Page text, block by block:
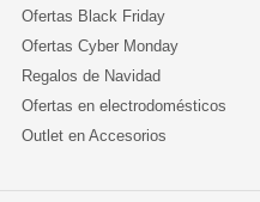
Ofertas Black Friday
Ofertas Cyber Monday
Regalos de Navidad
Ofertas en electrodomésticos
Outlet en Accesorios